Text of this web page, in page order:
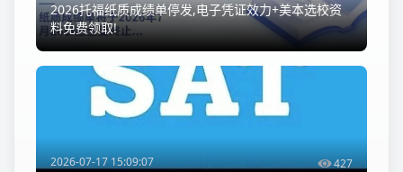
2026托福纸质成绩单停发,电子凭证效力+美本选校资
料免费领取!
2026-07-17 15:09:07 427